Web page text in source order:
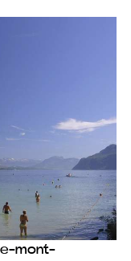
mont-